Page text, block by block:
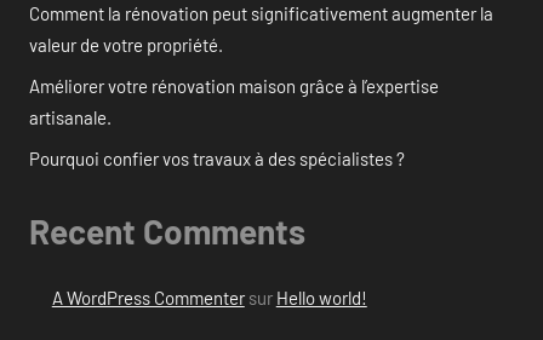
Comment la rénovation peut significativement augmenter la
valeur de votre propriété.
Améliorer votre rénovation maison grâce à l’expertise
artisanale.
Pourquoi confier vos travaux à des spécialistes ?
Recent Comments
A WordPress Commentersur Hello world!